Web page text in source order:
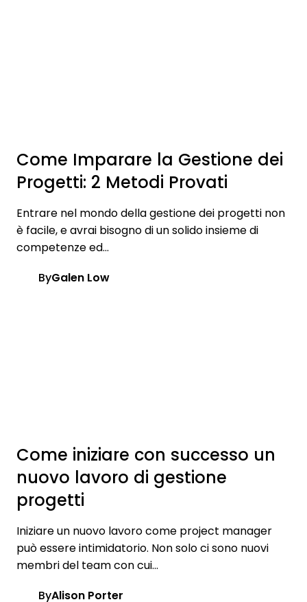
Come Imparare la Gestione dei
Progetti: 2 Metodi Provati
Entrare nel mondo della gestione dei progetti non
è facile, e avrai bisogno di un solido insieme di
competenze ed...
ByGalen Low
Come iniziare con successo un
nuovo lavoro di gestione
progetti
Iniziare un nuovo lavoro come project manager
può essere intimidatorio. Non solo ci sono nuovi
membri del team con cui...
ByAlison Porter